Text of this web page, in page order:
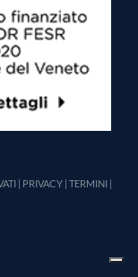
| PRIVACY| TERMINI|